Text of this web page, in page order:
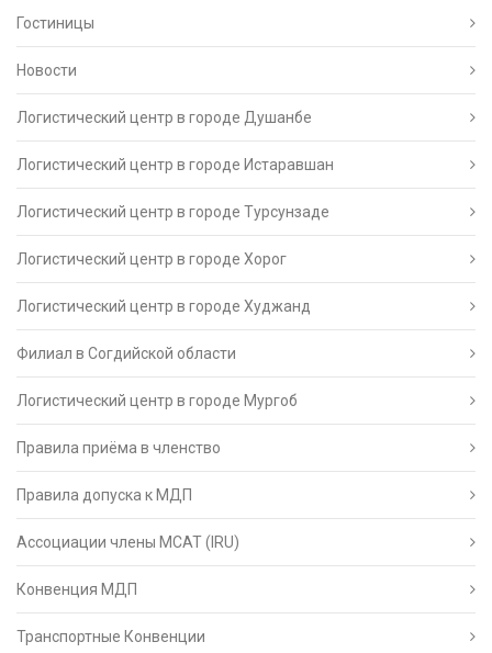
Гостиницы
Новости
Логистический центр в городе Душанбе
Логистический центр в городе Истаравшан
Логистический центр в городе Турсунзаде
Логистический центр в городе Хорог
Логистический центр в городе Худжанд
Филиал в Согдийской области
Логистический центр в городе Мургоб
Правила приёма в членство
Правила допуска к МДП
Ассоциации члены МСАТ (IRU)
Конвенция МДП
Транспортные Конвенции